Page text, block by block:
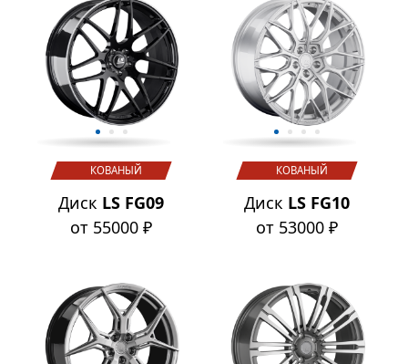
КОВАНЫЙ
Диск LS FG09
от 55000 ₽
КОВАНЫЙ
Диск LS FG10
от 53000 ₽